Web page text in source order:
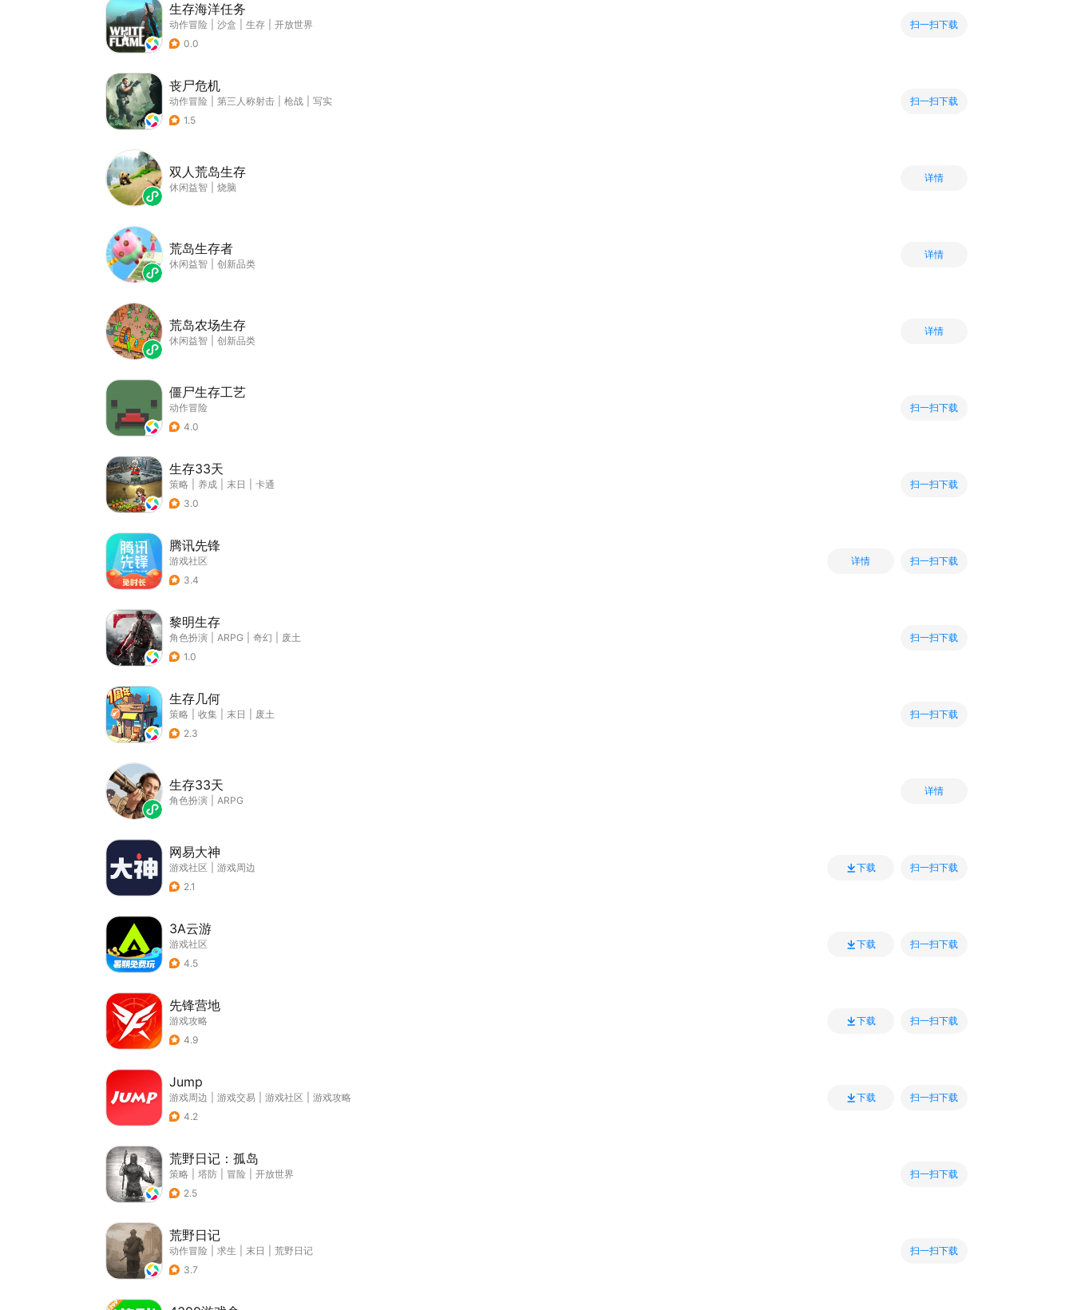
生存海洋任务
动作冒险 沙盒 生存
开放世界
0.0
扫一扫下载
丧尸危机
动作冒险 第三人称射击 枪战
写实
1.5
扫一扫下载
双人荒岛生存
休闲益智 烧脑
详情
荒岛生存者
休闲益智 创新品类
详情
荒岛农场生存
休闲益智 创新品类
详情
僵尸生存工艺
动作冒险
4.0
扫一扫下载
生存33天
策略 养成 末日
卡通
3.0
扫一扫下载
腾讯先锋
游戏社区
3.4
详情 扫一扫下载
黎明生存
角色扮演 ARPG 奇幻
废土
1.0
扫一扫下载
生存几何
策略 收集 末日
废土
2.3
扫一扫下载
生存33天
角色扮演 ARPG
详情
网易大神
游戏社区
游戏周边
2.1
下载 扫一扫下载
3A云游
游戏社区
4.5
下载 扫一扫下载
先锋营地
游戏攻略
4.9
下载 扫一扫下载
Jump
游戏周边 游戏交易 游戏社区
游戏攻略
4.2
下载 扫一扫下载
荒野日记：孤岛
策略 塔防 冒险
开放世界
2.5
扫一扫下载
荒野日记
动作冒险 求生 末日
荒野日记
3.7
扫一扫下载